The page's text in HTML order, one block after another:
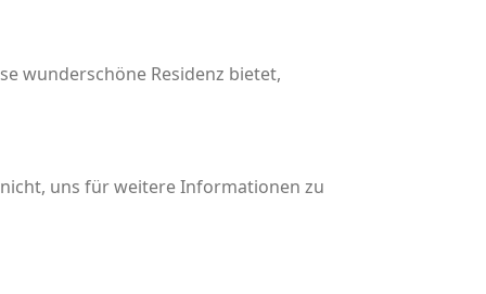
wunderschöne Residenz bietet,
uns für weitere Informationen zu